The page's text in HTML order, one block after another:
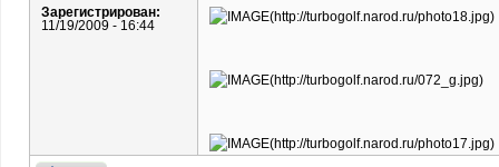
Зарегистрирован:
11/19/2009 - 16:44